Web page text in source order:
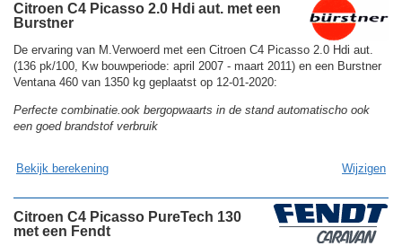
Citroen C4 Picasso 2.0 Hdi aut. met een
Burstner
De ervaring van M.Verwoerd met een Citroen C4 Picasso 2.0 Hdi aut.
(136 pk/100, Kw bouwperiode: april 2007 - maart 2011) en een Burstner
Ventana 460 van 1350 kg geplaatst op 12-01-2020:
Perfecte combinatie.ook bergopwaarts in de stand automatischo ook
een goed brandstof verbruik
Bekijk berekening Wijzigen
Citroen C4 Picasso PureTech 130
met een Fendt